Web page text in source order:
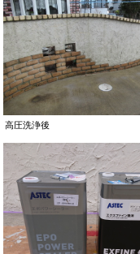
高圧洗浄後